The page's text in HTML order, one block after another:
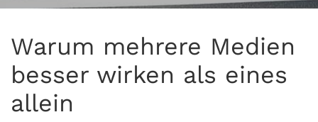
Warum mehrere Medien
besser wirken als eines
allein